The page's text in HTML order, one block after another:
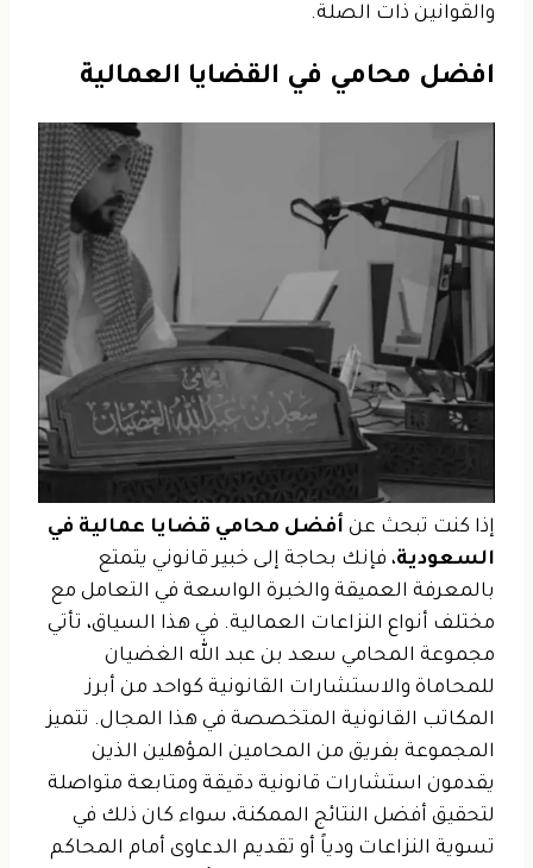
والقوانين ذات الصلة.
افضل محامي في القضايا العمالية
إذا كنت تبحث عن أفضل محامي قضايا عمالية في
السعودية، فإنك بحاجة إلى خبير قانوني يتمتع
بالمعرفة العميقة والخبرة الواسعة في التعامل مع
مختلف أنواع النزاعات العمالية. في هذا السياق، تأتي
مجموعة المحامي سعد بن عبد الله الغضيان
للمحاماة والاستشارات القانونية كواحد من أبرز
المكاتب القانونية المتخصصة في هذا المجال. تتميز
المجموعة بفريق من المحامين المؤهلين الذين
يقدمون استشارات قانونية دقيقة ومتابعة متواصلة
لتحقيق أفضل النتائج الممكنة، سواء كان ذلك في
تسوية النزاعات ودياً أو تقديم الدعاوى أمام المحاكم